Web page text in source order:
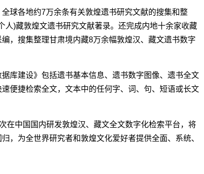
球各地约7万余条有关敦煌遗书研究文献的搜集和整
人)藏敦煌文遗书研究文献著录。还完成内地十余家收藏
，搜集整理甘肃境内藏8万余幅敦煌汉、藏文遗书数字
库建设》包括遗书基本信息、遗书数字图像、遗书全文
便捷检索全文，文本中的任何字、词、句、短语或长文
在中国国内研发敦煌汉、藏文全文数字化检索平台，将
，为全世界研究者和敦煌文化爱好者提供全面、系统、